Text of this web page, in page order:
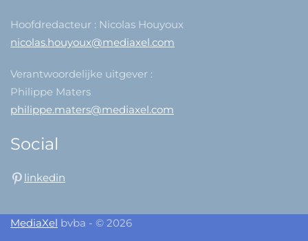
Hoofdredacteur : Nicolas Houyoux
nicolas.houyoux@mediaxel.com
Verantwoordelijke uitgever :
Philippe Maters
philippe.maters@mediaxel.com
Social
linkedin
MediaXel bvba - © 2026